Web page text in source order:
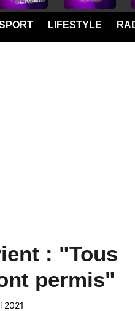
LIFESTYLE
: "Tous
permis"
2021